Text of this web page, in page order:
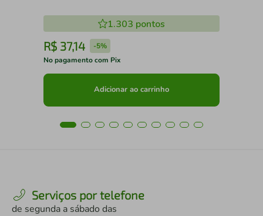
1.303 pontos
R$ 37,14 -5%
No pagamento com Pix
Adicionar ao carrinho
Serviços por telefone
de segunda a sábado das